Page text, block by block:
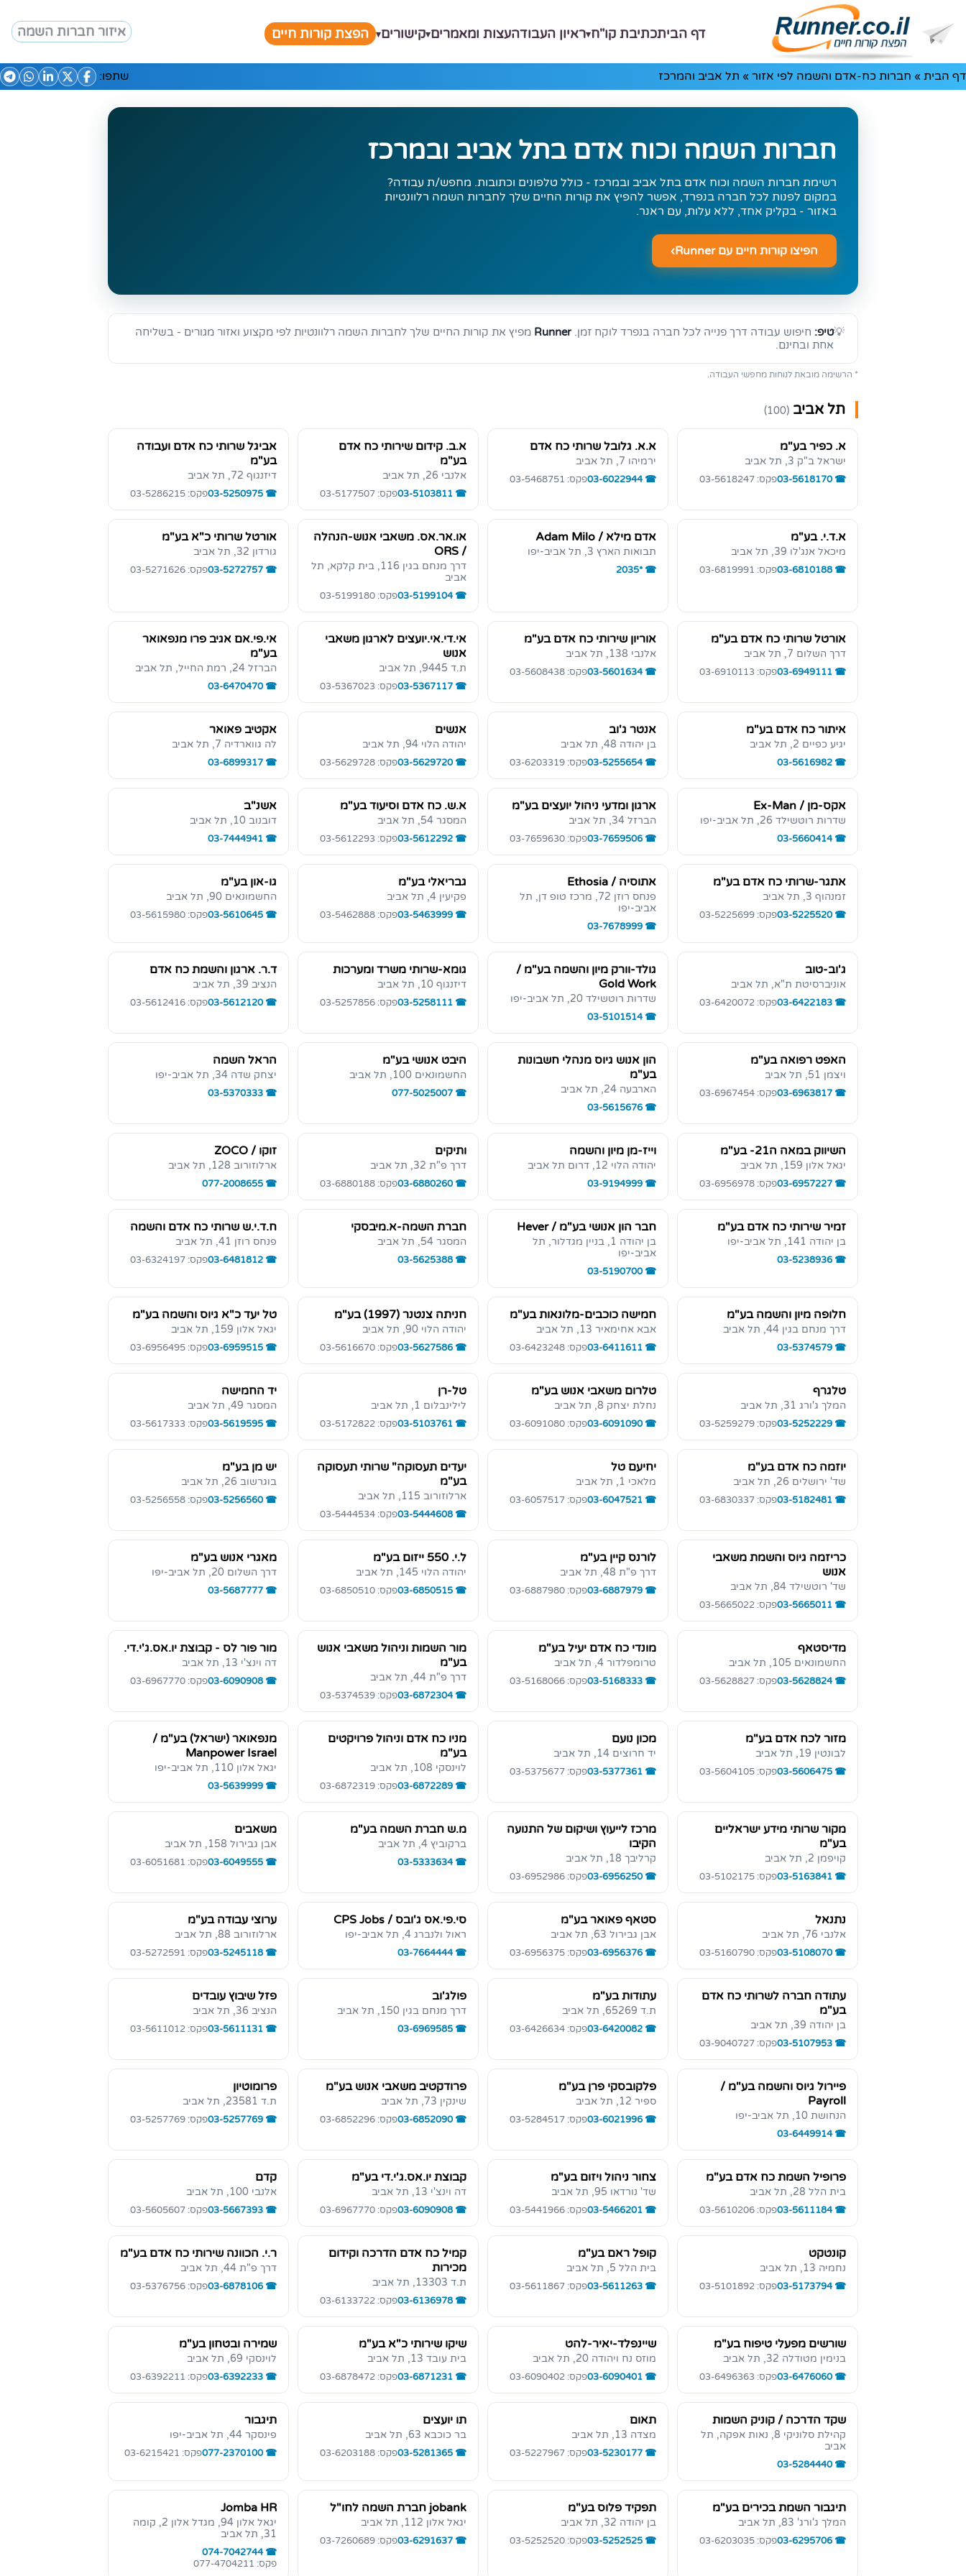
דף הביתכתיבת קו"ח ראיון העבודהעצות ומאמרים קישורים הפצת קורות חיים איזור חברות השמה
דף הבית » חברות כח-אדם והשמה לפי אזור » תל אביב והמרכז שתפו:
חברות השמה וכוח אדם בתל אביב ובמרכז
רשימת חברות השמה וכוח אדם בתל אביב ובמרכז - כולל טלפונים וכתובות. מחפש/ת עבודה?
במקום לפנות לכל חברה בנפרד, אפשר להפיץ את קורות החיים שלך לחברות השמה רלוונטיות
באזור - בקליק אחד, ללא עלות, עם ראנר.
הפיצו קורות חיים עם Runner
💡טיפ: חיפוש עבודה דרך פנייה לכל חברה בנפרד לוקח זמן.Runner מפיץ את קורות החיים שלך לחברות השמה רלוונטיות לפי מקצוע ואזור מגורים - בשליחה
אחת ובחינם.
* הרשימה מובאת לנוחות מחפשי העבודה.
תל אביב (100)
א. כפיר בע"מ
ישראל ב"ק 3, תל אביב
03-5618170פקס: 03-5618247
א.א. גלובל שרותי כח אדם
ירמיהו 7, תל אביב
03-6022944פקס: 03-5468751
א.ב. קידום שירותי כח אדם
בע"מ
אלנבי 26, תל אביב
03-5103811פקס: 03-5177507
אביגל שרותי כח אדם ועבודה
בע"מ
דיזנגוף 72, תל אביב
03-5250975פקס: 03-5286215
א.ד.י. בע"מ
מיכאל אנג'לו 39, תל אביב
03-6810188פקס: 03-6819991
אדם מילא / Adam Milo
תבואות הארץ 3, תל אביב-יפו
*2035
או.אר.אס. משאבי אנוש-הנהלה
/ ORS
דרך מנחם בגין 116, בית קלקא, תל
אביב
03-5199104פקס: 03-5199180
אורטל שרותי כ"א בע"מ
גורדון 32, תל אביב
03-5272757פקס: 03-5271626
אורטל שרותי כח אדם בע"מ
דרך השלום 7, תל אביב
03-6949111פקס: 03-6910113
אוריון שירותי כח אדם בע"מ
אלנבי 138, תל אביב
03-5601634פקס: 03-5608438
אי.די.אי.יועצים לארגון משאבי
אנוש
ת.ד 9445, תל אביב
03-5367117פקס: 03-5367023
אי.פי.אם אגיב פרו מנפאואר
בע"מ
הברזל 24, רמת החייל, תל אביב
03-6470470
איתור כח אדם בע"מ
יגיע כפיים 2, תל אביב
03-5616982
אנטר ג'וב
בן יהודה 48, תל אביב
03-5255654פקס: 03-6203319
אנשים
יהודה הלוי 94, תל אביב
03-5629720פקס: 03-5629728
אקטיב פאואר
לה גווארדיה 7, תל אביב
03-6899317
אקס-מן / Ex-Man
שדרות רוטשילד 26, תל אביב-יפו
03-5660414
ארגון ומדעי ניהול יועצים בע"מ
הברזל 34, תל אביב
03-7659506פקס: 03-7659630
א.ש. כח אדם וסיעוד בע"מ
המסגר 54, תל אביב
03-5612292פקס: 03-5612293
אשנ"ב
דובנוב 10, תל אביב
03-7444941
אתגר-שרותי כח אדם בע"מ
זמנהוף 3, תל אביב
03-5225520פקס: 03-5225699
אתוסיה / Ethosia
פנחס רוזן 72, מרכז טופ דן, תל
אביב-יפו
03-7678999
גבריאלי בע"מ
פקיעין 4, תל אביב
03-5463999פקס: 03-5462888
גו-און בע"מ
החשמונאים 90, תל אביב
03-5610645פקס: 03-5615980
ג'וב-טוב
אוניברסיטת ת"א, תל אביב
03-6422183פקס: 03-6420072
גולד-וורק מיון והשמה בע"מ /
Gold Work
שדרות רוטשילד 20, תל אביב-יפו
03-5101514
גומא-שרותי משרד ומערכות
דיזנגוף 10, תל אביב
03-5258111פקס: 03-5257856
ד.ר. ארגון והשמת כח אדם
הנציב 39, תל אביב
03-5612120פקס: 03-5612416
האפט רפואה בע"מ
ויצמן 51, תל אביב
03-6963817פקס: 03-6967454
הון אנוש גיוס מנהלי חשבונות
בע"מ
הארבעה 24, תל אביב
03-5615676
היבט אנושי בע"מ
החשמונאים 100, תל אביב
077-5025007
הראל השמה
יצחק שדה 34, תל אביב-יפו
03-5370333
השיווק במאה ה21- בע"מ
יגאל אלון 159, תל אביב
03-6957227פקס: 03-6956978
וייז-מן מיון והשמה
יהודה הלוי 12, דרום תל אביב
03-9194999
ותיקים
דרך פ"ת 32, תל אביב
03-6880260פקס: 03-6880188
זוקו / ZOCO
ארלוזורוב 128, תל אביב
077-2008655
זמיר שירותי כח אדם בע"מ
בן יהודה 141, תל אביב-יפו
03-5238936
חבר הון אנושי בע"מ / Hever
בן יהודה 1, בניין מגדלור, תל
אביב-יפו
03-5190700
חברת השמה-א.מיבסקי
המסגר 54, תל אביב
03-5625388
ח.ד.י.ש שרותי כח אדם והשמה
פנחס רוזן 41, תל אביב
03-6481812פקס: 03-6324197
חלופה מיון והשמה בע"מ
דרך מנחם בגין 44, תל אביב
03-5374579
חמישה כוכבים-מלונאות בע"מ
אבא אחימאיר 13, תל אביב
03-6411611פקס: 03-6423248
חניתה צנטנר (1997) בע"מ
יהודה הלוי 90, תל אביב
03-5627586פקס: 03-5616670
טל יעד כ"א גיוס והשמה בע"מ
יגאל אלון 159, תל אביב
03-6959515פקס: 03-6956495
טלגרף
המלך ג'ורג 31, תל אביב
03-5252229פקס: 03-5259279
טלרום משאבי אנוש בע"מ
נחלת יצחק 8, תל אביב
03-6091090פקס: 03-6091080
טל-רן
לילינבלום 1, תל אביב
03-5103761פקס: 03-5172822
יד החמישה
המסגר 49, תל אביב
03-5619595פקס: 03-5617333
יוזמה כח אדם בע"מ
שד' ירושלים 26, תל אביב
03-5182481פקס: 03-6830337
יחיעם טל
מלאכי 1, תל אביב
03-6047521פקס: 03-6057517
יעדים תעסוקה" שרותי תעסוקה
בע"מ
ארלוזורוב 115, תל אביב
03-5444608פקס: 03-5444534
יש מן בע"מ
בוגרשוב 26, תל אביב
03-5256560פקס: 03-5256558
כריזמה גיוס והשמת משאבי
אנוש
שד' רוטשילד 84, תל אביב
03-5665011פקס: 03-5665022
לורנס קיין בע"מ
דרך פ"ת 48, תל אביב
03-6887979פקס: 03-6887980
ל.י. 550 ייזום בע"מ
יהודה הלוי 145, תל אביב
03-6850515פקס: 03-6850510
מאגרי אנוש בע"מ
דרך השלום 20, תל אביב-יפו
03-5687777
מדיסטאף
החשמונאים 105, תל אביב
03-5628824פקס: 03-5628827
מונדי כח אדם יעיל בע"מ
טרומפלדור 4, תל אביב
03-5168333פקס: 03-5168066
מור השמות וניהול משאבי אנוש
בע"מ
דרך פ"ת 44, תל אביב
03-6872304פקס: 03-5374539
מור פור לס - קבוצת יו.אס.ג'י.די.
דה וינצ'י 13, תל אביב
03-6090908פקס: 03-6967770
מזור לכח אדם בע"מ
לבונטין 19, תל אביב
03-5606475פקס: 03-5604105
מכון נועם
יד חרוצים 14, תל אביב
03-5377361פקס: 03-5375677
מניו כח אדם וניהול פרויקטים
בע"מ
לוינסקי 108, תל אביב
03-6872289פקס: 03-6872319
מנפאואר (ישראל) בע"מ /
Manpower Israel
יגאל אלון 110, תל אביב-יפו
03-5639999
מקור שרותי מידע ישראליים
בע"מ
קויפמן 2, תל אביב
03-5163841פקס: 03-5102175
מרכז לייעוץ ושיקום של התנועה
הקיבו
קרליבך 18, תל אביב
03-6956250פקס: 03-6952986
מ.ש חברת השמה בע"מ
ברקוביץ 4, תל אביב
03-5333634
משאבים
אבן גבירול 158, תל אביב
03-6049555פקס: 03-6051681
נתנאל
אלנבי 76, תל אביב
03-5108070פקס: 03-5160790
סטאף פאואר בע"מ
אבן גבירול 63, תל אביב
03-6956376פקס: 03-6956375
סי.פי.אס ג'ובס / CPS Jobs
ראול ולנברג 4, תל אביב-יפו
03-7664444
ערוצי עבודה בע"מ
ארלוזורוב 88, תל אביב
03-5245118פקס: 03-5272591
עתודה חברה לשרותי כח אדם
בע"מ
בן יהודה 39, תל אביב
03-5107953פקס: 03-9040727
עתודות בע"מ
ת.ד 65269, תל אביב
03-6420082פקס: 03-6426634
פולג'וב
דרך מנחם בגין 150, תל אביב
03-6969585
פזל שיבוץ עובדים
הנציב 36, תל אביב
03-5611131פקס: 03-5611012
פיירול גיוס והשמה בע"מ /
Payroll
הנחושת 10, תל אביב-יפו
03-6449914
פלקובסקי פרן בע"מ
ספיר 12, תל אביב
03-6021996פקס: 03-5284517
פרודקטיב משאבי אנוש בע"מ
שינקין 73, תל אביב
03-6852090פקס: 03-6852296
פרומוטיון
ת.ד 23581, תל אביב
03-5257769פקס: 03-5257769
פרופיל השמת כח אדם בע"מ
בית הלל 28, תל אביב
03-5611184פקס: 03-5610206
צחור ניהול ויזום בע"מ
שד' נורדאו 95, תל אביב
03-5466201פקס: 03-5441966
קבוצת יו.אס.ג'י.די בע"מ
דה וינצ'י 13, תל אביב
03-6090908פקס: 03-6967770
קדם
אלנבי 100, תל אביב
03-5667393פקס: 03-5605607
קונטקט
נחמיה 13, תל אביב
03-5173794פקס: 03-5101892
קופל ראם בע"מ
בית הלל 5, תל אביב
03-5611263פקס: 03-5611867
קמיל כח אדם הדרכה וקידום
מכירות
ת.ד 13303, תל אביב
03-6136978פקס: 03-6133722
ר.י. הכוונה שירותי כח אדם בע"מ
דרך פ"ת 44, תל אביב
03-6878106פקס: 03-5376756
שורשים מפעלי טיפוח בע"מ
בנימין מטודלה 32, תל אביב
03-6476060פקס: 03-6496363
שיינפלד-יאיר-להט
מוזס נח ויהודה 20, תל אביב
03-6090401פקס: 03-6090402
שיקו שירותי כ"א בע"מ
בית עובד 13, תל אביב
03-6871231פקס: 03-6878472
שמירה ובטחון בע"מ
לוינסקי 69, תל אביב
03-6392233פקס: 03-6392211
שקד הדרכה / קוניק השמות
קהילת סלוניקי 8, נאות אפקה, תל
אביב
03-5284440
תאום
מצדה 13, תל אביב
03-5230177פקס: 03-5227967
תו יועצים
בר כוכבא 63, תל אביב
03-5281365פקס: 03-6203188
תיגבור
פינסקר 44, תל אביב-יפו
077-2370100פקס: 03-6215421
תיגבור השמת בכירים בע"מ
המלך ג'ורג' 83, תל אביב
03-6295706פקס: 03-6203035
תפקיד פלוס בע"מ
בן יהודה 32, תל אביב
03-5252525פקס: 03-5252520
jobank חברת השמה לחו"ל
יגאל אלון 112, תל אביב
03-6291637פקס: 03-7260689
Jomba HR
יגאל אלון 94, מגדל אלון 2, קומה
31, תל אביב
074-7042744
פקס: 077-4704211